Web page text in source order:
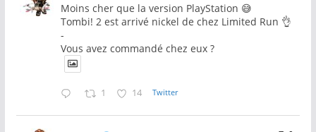
Moins cher que la version PlayStation 😅
Tombi! 2 est arrivé nickel de chez Limited Run 👌
-
Vous avez commandé chez eux ?
1 14 Twitter